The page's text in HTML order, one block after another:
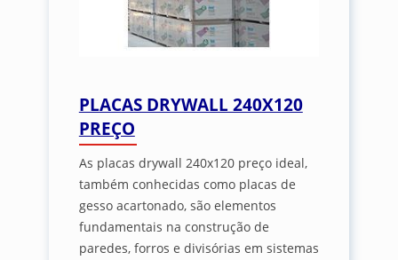
PLACAS DRYWALL 240X120
PREÇO
As placas drywall 240x120 preço ideal,
também conhecidas como placas de
gesso acartonado, são elementos
fundamentais na construção de
paredes, forros e divisórias em sistemas